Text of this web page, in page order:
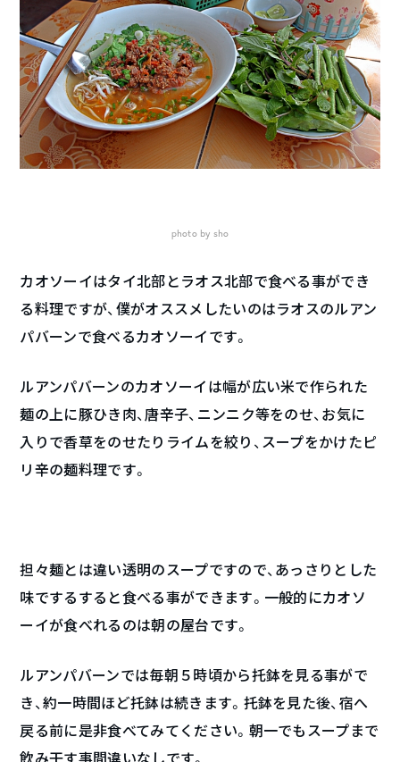
photo by sho
カオソーイはタイ北部とラオス北部で食べる事ができ
る料理ですが、僕がオススメしたいのはラオスのルアン
パバーンで食べるカオソーイです。
ルアンパバーンのカオソーイは幅が広い米で作られた
麺の上に豚ひき肉、唐辛子、ニンニク等をのせ、お気に
入りで香草をのせたりライムを絞り、スープをかけたピ
リ辛の麺料理です。
担々麺とは違い透明のスープですので、あっさりとした
味でするすると食べる事ができます。一般的にカオソ
ーイが食べれるのは朝の屋台です。
ルアンパバーンでは毎朝５時頃から托鉢を見る事がで
き、約一時間ほど托鉢は続きます。托鉢を見た後、宿へ
戻る前に是非食べてみてください。朝一でもスープまで
飲み干す事間違いなしです。